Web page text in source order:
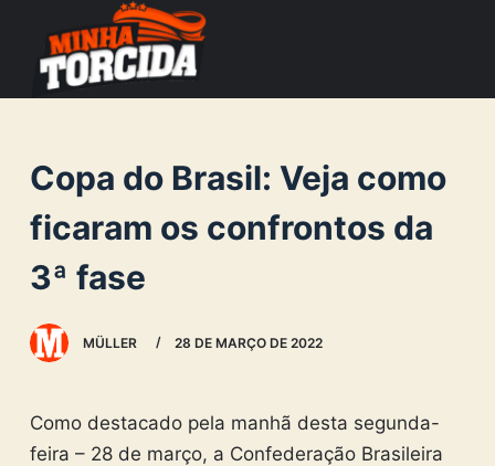
o
o
n
e
Copa do Brasil: Veja como
ficaram os confrontos da
3ª fase
MÜLLER 28 DE MARÇO DE 2022
Como destacado pela manhã desta segunda-
feira – 28 de março, a Confederação Brasileira